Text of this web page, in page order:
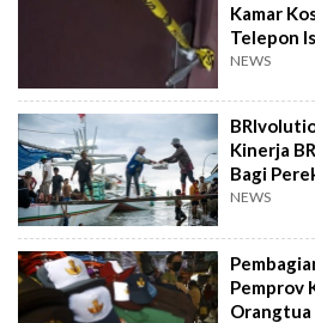
Kamar
Telepon
NEWS
Kinerja
Bagi
NEWS
Pemprov
Orangtua